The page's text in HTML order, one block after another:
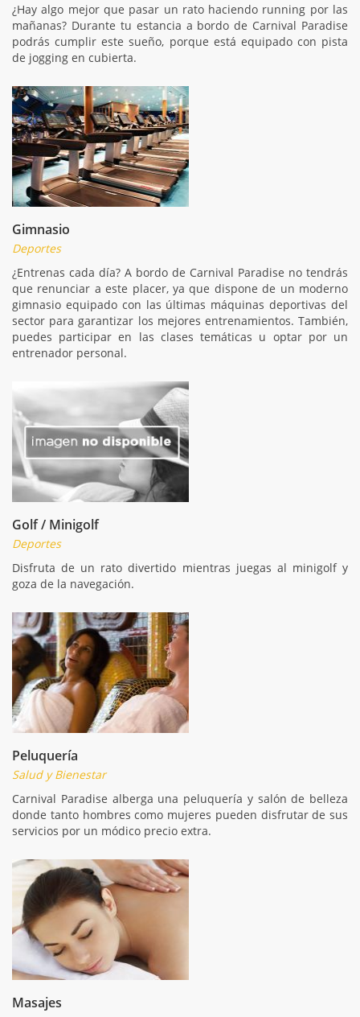
¿Hay algo mejor que pasar un rato haciendo running por las
mañanas? Durante tu estancia a bordo de Carnival Paradise
podrás cumplir este sueño, porque está equipado con pista
de jogging en cubierta.
Gimnasio
Deportes
¿Entrenas cada día? A bordo de Carnival Paradise no tendrás
que renunciar a este placer, ya que dispone de un moderno
gimnasio equipado con las últimas máquinas deportivas del
sector para garantizar los mejores entrenamientos. También,
puedes participar en las clases temáticas u optar por un
entrenador personal.
Golf / Minigolf
Deportes
Disfruta de un rato divertido mientras juegas al minigolf y
goza de la navegación.
Peluquería
Salud y Bienestar
Carnival Paradise alberga una peluquería y salón de belleza
donde tanto hombres como mujeres pueden disfrutar de sus
servicios por un módico precio extra.
Masajes